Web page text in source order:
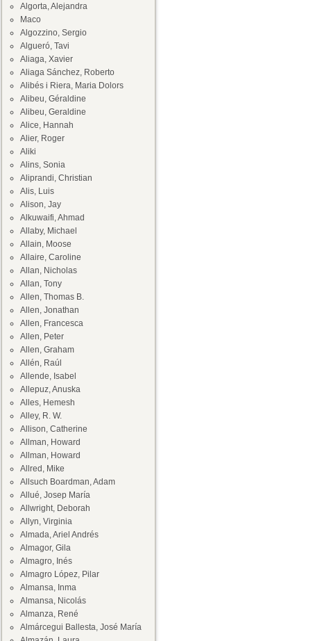
Algorta, Alejandra
Maco
Algozzino, Sergio
Algueró, Tavi
Aliaga, Xavier
Aliaga Sánchez, Roberto
Alibés i Riera, Maria Dolors
Alibeu, Géraldine
Alibeu, Geraldine
Alice, Hannah
Alier, Roger
Aliki
Alins, Sonia
Aliprandi, Christian
Alis, Luis
Alison, Jay
Alkuwaifi, Ahmad
Allaby, Michael
Allain, Moose
Allaire, Caroline
Allan, Nicholas
Allan, Tony
Allen, Thomas B.
Allen, Jonathan
Allen, Francesca
Allen, Peter
Allen, Graham
Allén, Raúl
Allende, Isabel
Allepuz, Anuska
Alles, Hemesh
Alley, R. W.
Allison, Catherine
Allman, Howard
Allman, Howard
Allred, Mike
Allsuch Boardman, Adam
Allué, Josep María
Allwright, Deborah
Allyn, Virginia
Almada, Ariel Andrés
Almagor, Gila
Almagro, Inés
Almagro López, Pilar
Almansa, Inma
Almansa, Nicolás
Almanza, René
Almárcegui Ballesta, José María